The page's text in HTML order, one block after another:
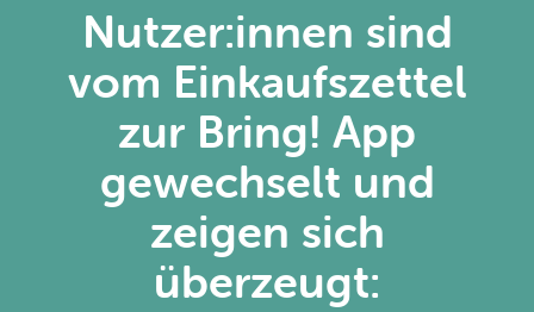
Nutzer:innen sind
vom Einkaufszettel
zur Bring! App
gewechselt und
zeigen sich
überzeugt: